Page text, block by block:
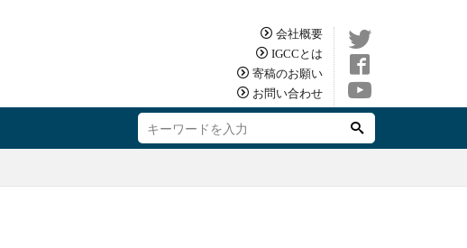
会社概要
IGCCとは
寄稿のお願い
お問い合わせ